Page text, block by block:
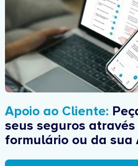
Apoio ao Cliente:
seus seguros
formulário ou da sua